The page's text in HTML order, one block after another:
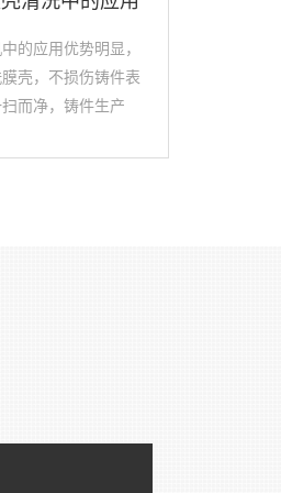
的应用优势明显，
壳，不损伤铸件表
而净，铸件生产